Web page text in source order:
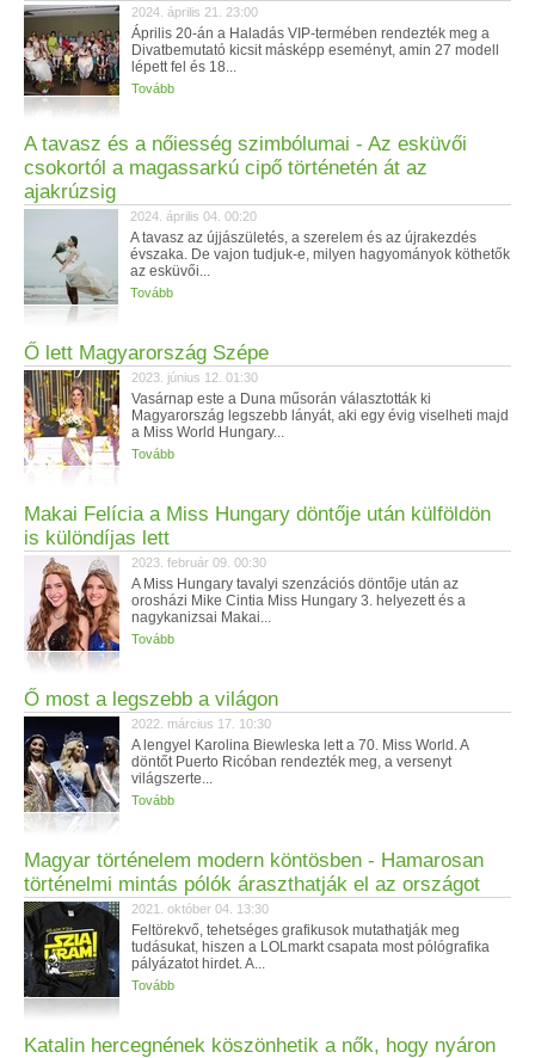
2024. április 21. 23:00
Április 20-án a Haladás VIP-termében rendezték meg a
Divatbemutató kicsit másképp eseményt, amin 27 modell
lépett fel és 18...
Tovább
A tavasz és a nőiesség szimbólumai - Az esküvői
csokortól a magassarkú cipő történetén át az
ajakrúzsig
2024. április 04. 00:20
A tavasz az újjászületés, a szerelem és az újrakezdés
évszaka. De vajon tudjuk-e, milyen hagyományok köthetők
az esküvői...
Tovább
Ő lett Magyarország Szépe
2023. június 12. 01:30
Vasárnap este a Duna műsorán választották ki
Magyarország legszebb lányát, aki egy évig viselheti majd
a Miss World Hungary...
Tovább
Makai Felícia a Miss Hungary döntője után külföldön
is különdíjas lett
2023. február 09. 00:30
A Miss Hungary tavalyi szenzációs döntője után az
orosházi Mike Cintia Miss Hungary 3. helyezett és a
nagykanizsai Makai...
Tovább
Ő most a legszebb a világon
2022. március 17. 10:30
A lengyel Karolina Biewleska lett a 70. Miss World. A
döntőt Puerto Ricóban rendezték meg, a versenyt
világszerte...
Tovább
Magyar történelem modern köntösben - Hamarosan
történelmi mintás pólók áraszthatják el az országot
2021. október 04. 13:30
Feltörekvő, tehetséges grafikusok mutathatják meg
tudásukat, hiszen a LOLmarkt csapata most pólógrafika
pályázatot hirdet. A...
Tovább
Katalin hercegnének köszönhetik a nők, hogy nyáron